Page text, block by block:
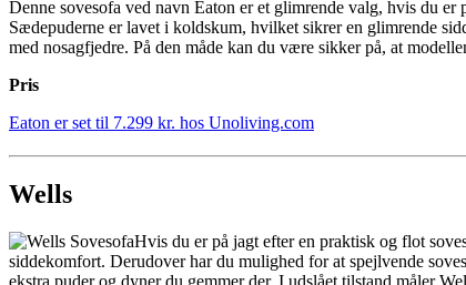
Denne sovesofa ved navn Eaton er et glimrende valg, hvis du
Sædepuderne er lavet i koldskum, hvilket sikrer en glimrende
med nosagfjedre. På den måde kan du være sikker på, at
Pris
Eaton er set til 7.299 kr. hos Unoliving.com
Wells
Hvis du er på jagt efter en praktisk og flot
siddekomfort. Derudover har du mulighed for at spejlvende